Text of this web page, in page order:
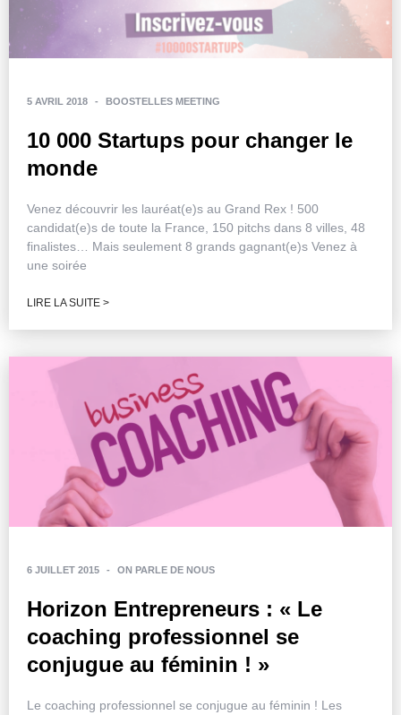
5 AVRIL 2018 - BOOSTELLES MEETING
10 000 Startups pour changer le
monde
Venez découvrir les lauréat(e)s au Grand Rex ! 500
candidat(e)s de toute la France, 150 pitchs dans 8 villes, 48
finalistes… Mais seulement 8 grands gagnant(e)s Venez à
une soirée
LIRE LA SUITE >
6 JUILLET 2015 - ON PARLE DE NOUS
Horizon Entrepreneurs : « Le
coaching professionnel se
conjugue au féminin ! »
Le coaching professionnel se conjugue au féminin ! Les